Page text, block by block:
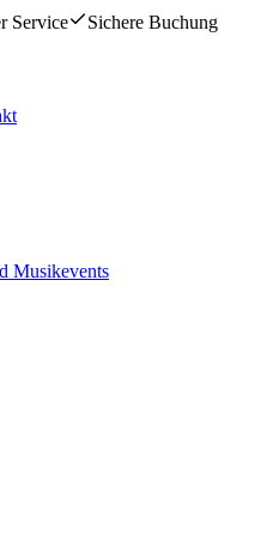
Service
Sichere Buchung
Musikevents